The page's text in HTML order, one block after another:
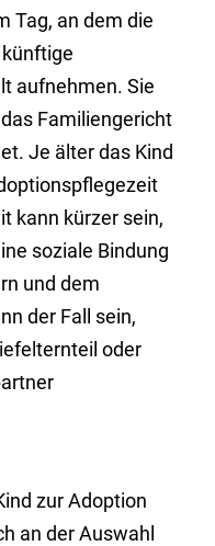
Tag, an dem die
aufnehmen. Sie
Familiengericht
Je älter das Kind
kann kürzer sein,
soziale Bindung
und dem
der Fall sein,
oder
zur Adoption
an der Auswahl